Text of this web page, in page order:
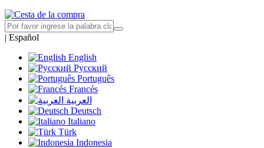
| Español
English
Русский
Português
Francés
العربية
Deutsch
Italiano
Türk
Indonesia